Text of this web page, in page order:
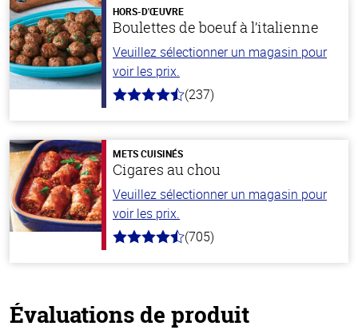
HORS-D'ŒUVRE
Boulettes de boeuf à l’italienne
Veuillez sélectionner un magasin pour
voir les prix.
4.6
stars
(237)
METS CUISINÉS
Cigares au chou
Veuillez sélectionner un magasin pour
voir les prix.
4.6
(705)
Évaluations de produit